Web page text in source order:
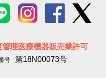
管理医療機器販売業許可
号 第18N00073号